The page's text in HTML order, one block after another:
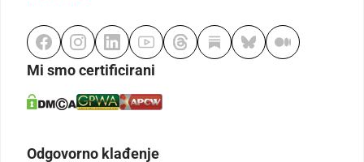
Mi smo certificirani
Odgovorno klađenje